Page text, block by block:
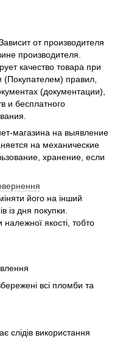
от производителя
производителя.
качество товара при
правил,
(документации),
и бесплатного
магазина на выявление
на механические
хранение, если
його на інший
із дня покупки.
якості, тобто
всі пломби та
слідів використання